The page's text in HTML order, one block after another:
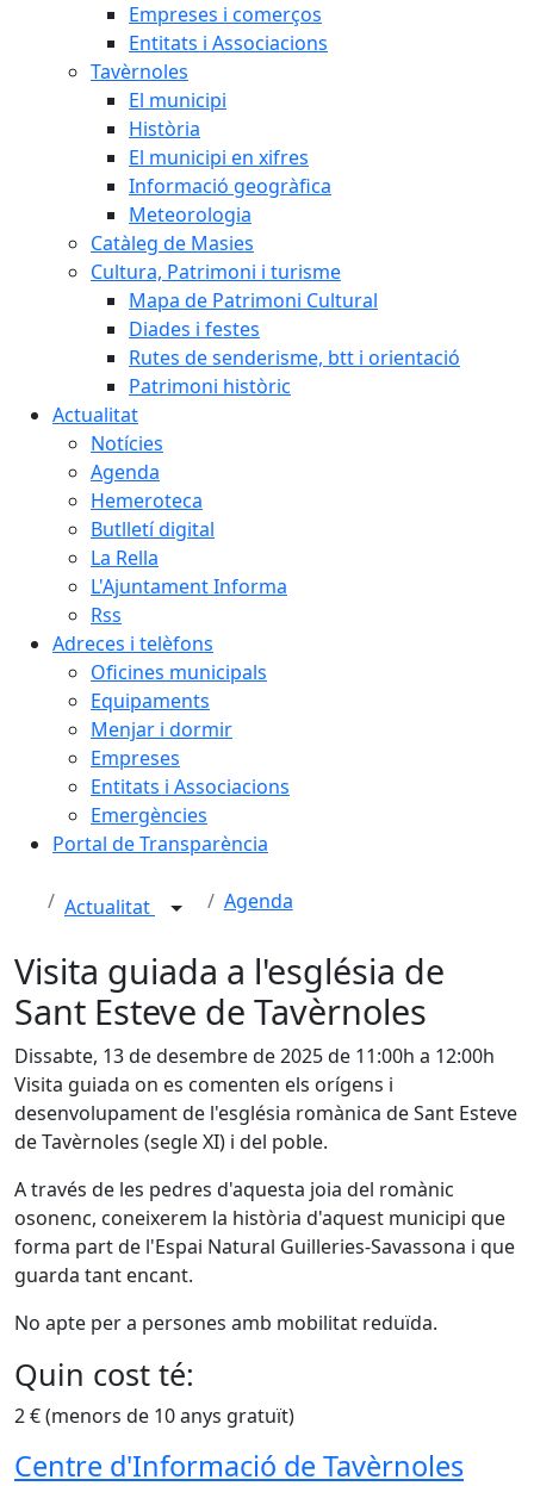
Empreses i comerços
Entitats i Associacions
Tavèrnoles
El municipi
Història
El municipi en xifres
Informació geogràfica
Meteorologia
Catàleg de Masies
Cultura, Patrimoni i turisme
Mapa de Patrimoni Cultural
Diades i festes
Rutes de senderisme, btt i orientació
Patrimoni històric
Actualitat
Notícies
Agenda
Hemeroteca
Butlletí digital
La Rella
L'Ajuntament Informa
Rss
Adreces i telèfons
Oficines municipals
Equipaments
Menjar i dormir
Empreses
Entitats i Associacions
Emergències
Portal de Transparència
Actualitat Agenda
Visita guiada a l'església de
Sant Esteve de Tavèrnoles
Dissabte, 13 de desembre de 2025 de 11:00h a 12:00h
Visita guiada on es comenten els orígens i
desenvolupament de l'església romànica de Sant Esteve
de Tavèrnoles (segle XI) i del poble.
A través de les pedres d'aquesta joia del romànic
osonenc, coneixerem la història d'aquest municipi que
forma part de l'Espai Natural Guilleries-Savassona i que
guarda tant encant.
No apte per a persones amb mobilitat reduïda.
Quin cost té:
2 € (menors de 10 anys gratuït)
Centre d'Informació de Tavèrnoles